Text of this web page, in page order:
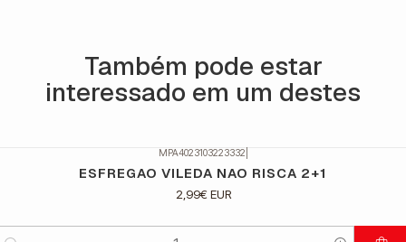
Também pode estar
interessado em um destes
MPA4023103223332
ESFREGAO VILEDA NAO RISCA 2+1
2,99€ EUR